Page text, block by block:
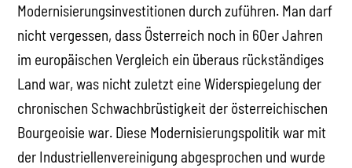
Modernisierungsinvestitionen durch zuführen. Man darf
nicht vergessen, dass Österreich noch in 60er Jahren
im europäischen Vergleich ein überaus rückständiges
Land war, was nicht zuletzt eine Widerspiegelung der
chronischen Schwachbrüstigkeit der österreichischen
Bourgeoisie war. Diese Modernisierungspolitik war mit
der Industriellenvereinigung abgesprochen und wurde